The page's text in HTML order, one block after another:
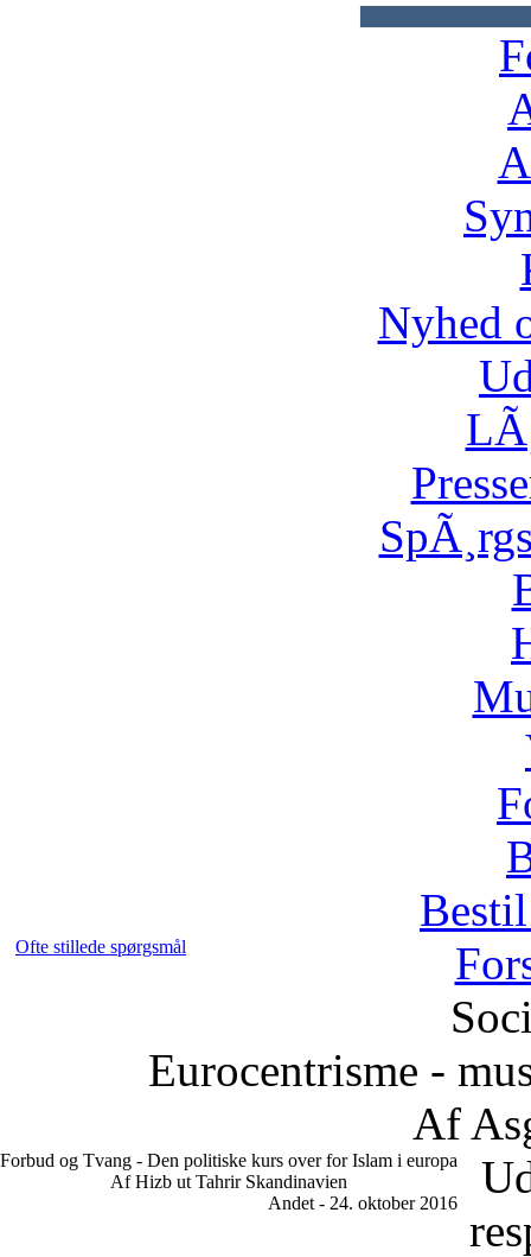
Nyhed
Ofte stillede spørgsmål
Eurocentrisme -
Af
Forbud og Tvang - Den politiske kurs over for Islam i europa
Af Hizb ut Tahrir Skandinavien
Andet - 24. oktober 2016